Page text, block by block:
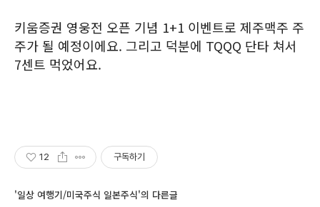
키움증권 영웅전 오픈 기념 1+1 이벤트로 제주맥주 주
주가 될 예정이에요. 그리고 덕분에 TQQQ 단타 쳐서
7센트 먹었어요.
12 구독하기
'일상 여행기/미국주식 일본주식'의 다른글